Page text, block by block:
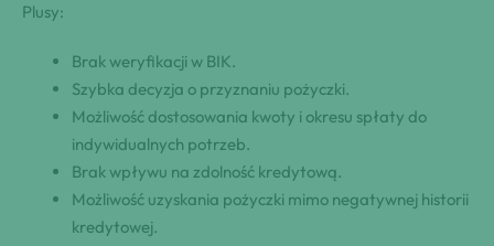
Plusy:
Brak weryfikacji w BIK.
Szybka decyzja o przyznaniu pożyczki.
Możliwość dostosowania kwoty i okresu spłaty do
indywidualnych potrzeb.
Brak wpływu na zdolność kredytową.
Możliwość uzyskania pożyczki mimo negatywnej historii
kredytowej.